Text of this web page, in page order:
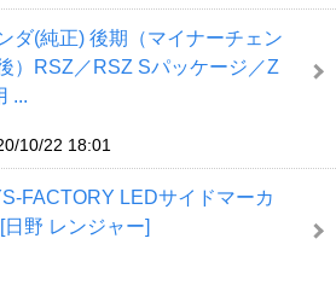
ダ(純正) 後期（マイナーチェン
）RSZ／RSZ Sパッケージ／Z
...
10/22 18:01
FACTORY LEDサイドマーカ
日野 レンジャー]